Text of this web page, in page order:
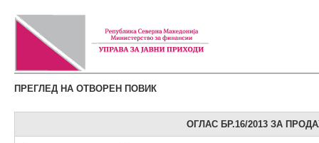
ПРЕГЛЕД НА ОТВОРЕН ПОВИК
ОГЛАС БР.16/2013 ЗА